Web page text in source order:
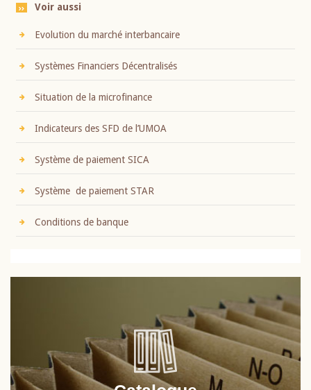
Voir aussi
Evolution du marché interbancaire
Systèmes Financiers Décentralisés
Situation de la microfinance
Indicateurs des SFD de l’UMOA
Système de paiement SICA
Système de paiement STAR
Conditions de banque